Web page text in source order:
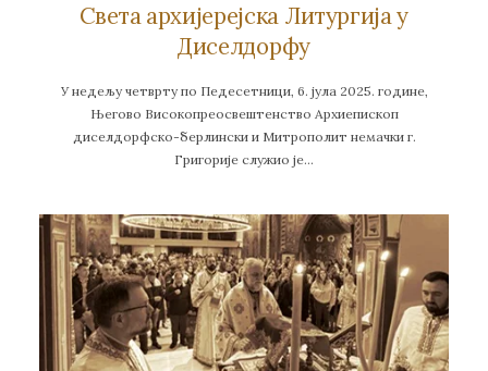
Света архијерејска Литургија у
Диселдорфу
У недељу четврту по Педесетници, 6. јула 2025. године,
Његово Високопреосвештенство Архиепископ
диселдорфско-берлински и Митрополит немачки г.
Григорије служио је…